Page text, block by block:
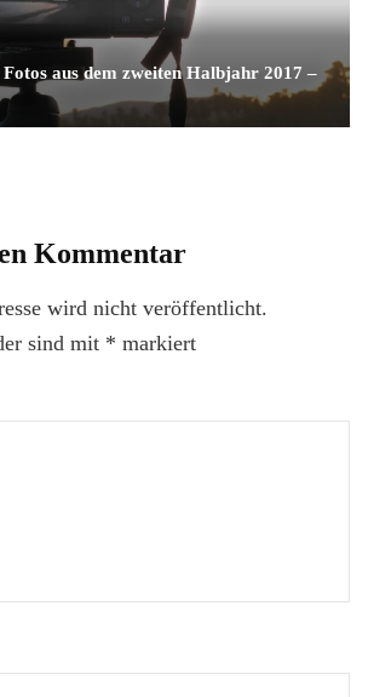
Fotos aus dem zweiten Halbjahr 2017 –
Kommentar
wird nicht veröffentlicht.
sind mit * markiert